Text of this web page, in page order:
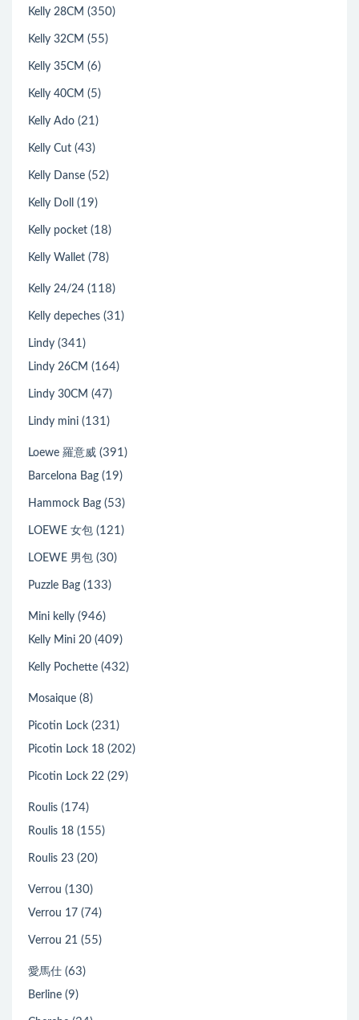
Kelly 28CM (350)
Kelly 32CM (55)
Kelly 35CM (6)
Kelly 40CM (5)
Kelly Ado (21)
Kelly Cut (43)
Kelly Danse (52)
Kelly Doll (19)
Kelly pocket (18)
Kelly Wallet (78)
Kelly 24/24 (118)
Kelly depeches (31)
Lindy (341)
Lindy 26CM (164)
Lindy 30CM (47)
Lindy mini (131)
Loewe 羅意威 (391)
Barcelona Bag (19)
Hammock Bag (53)
LOEWE 女包 (121)
LOEWE 男包 (30)
Puzzle Bag (133)
Mini kelly (946)
Kelly Mini 20 (409)
Kelly Pochette (432)
Mosaique (8)
Picotin Lock (231)
Picotin Lock 18 (202)
Picotin Lock 22 (29)
Roulis (174)
Roulis 18 (155)
Roulis 23 (20)
Verrou (130)
Verrou 17 (74)
Verrou 21 (55)
愛馬仕 (63)
Berline (9)